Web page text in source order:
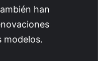
han
modelos.